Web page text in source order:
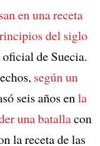
enuna receta
del siglo
oficial de Suecia.
según un
seis años enla
una batallacon
la receta de las